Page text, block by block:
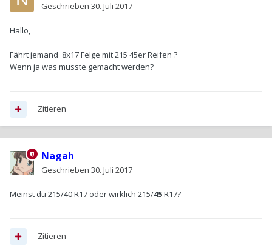
Geschrieben 30. Juli 2017
Hallo,
Fährt jemand 8x17 Felge mit 215 45er Reifen ?
Wenn ja was musste gemacht werden?
Zitieren
Nagah
Geschrieben 30. Juli 2017
Meinst du 215/40 R17 oder wirklich 215/45R17?
Zitieren